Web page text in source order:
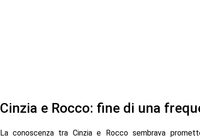
Cinzia e Rocco: fine di una
La conoscenza tra Cinzia e Rocco sembrava